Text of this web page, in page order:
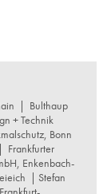
| Bulthaup
+ Technik
Bonn
| Frankfurter
Enkenbach-
| Stefan